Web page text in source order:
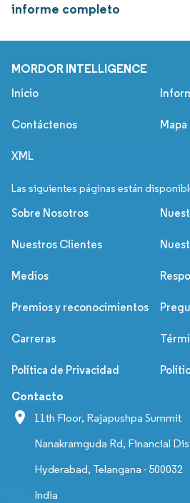
informe completo
MORDOR INTELLIGENCE
Inicio
Contáctenos
XML
Las siguientes páginas están
Sobre Nosotros
Nuestros Clientes
Medios
Premios y reconocimientos
Carreras
Política de Privacidad
Contacto
11th Floor, Rajapushpa Summit
Nanakramguda Rd, Financial
Hyderabad, Telangana - 500032
India